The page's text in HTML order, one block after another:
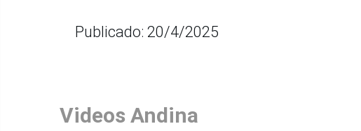
Publicado: 20/4/2025
Videos Andina